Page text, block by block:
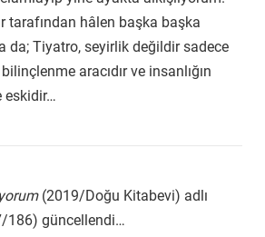
tarafından hâlen başka başka
da; Tiyatro, seyirlik değildir sadece
aracıdır ve insanlığın
eskidir…
(2019/Doğu Kitabevi) adlı
186) güncellendi…